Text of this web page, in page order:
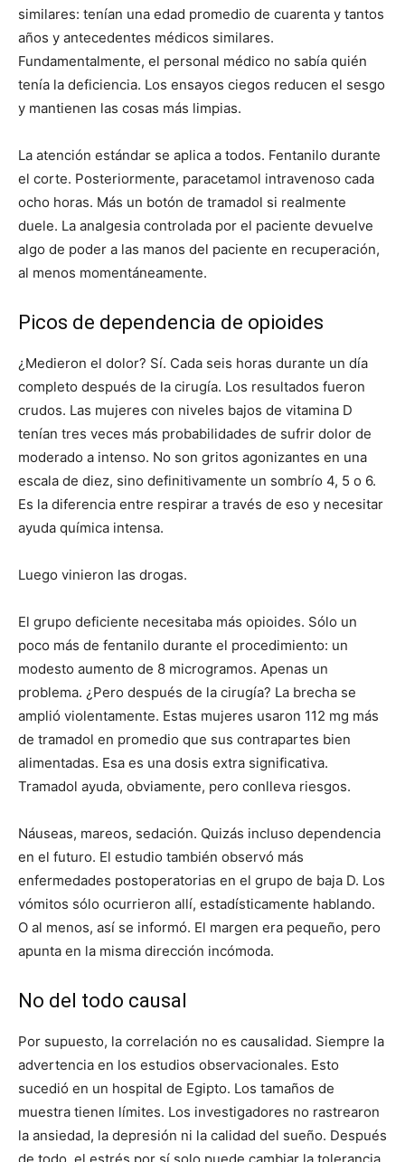
similares: tenían una edad promedio de cuarenta y tantos
años y antecedentes médicos similares.
Fundamentalmente, el personal médico no sabía quién
tenía la deficiencia. Los ensayos ciegos reducen el sesgo
y mantienen las cosas más limpias.
La atención estándar se aplica a todos. Fentanilo durante
el corte. Posteriormente, paracetamol intravenoso cada
ocho horas. Más un botón de tramadol si realmente
duele. La analgesia controlada por el paciente devuelve
algo de poder a las manos del paciente en recuperación,
al menos momentáneamente.
Picos de dependencia de opioides
¿Medieron el dolor? Sí. Cada seis horas durante un día
completo después de la cirugía. Los resultados fueron
crudos. Las mujeres con niveles bajos de vitamina D
tenían tres veces más probabilidades de sufrir dolor de
moderado a intenso. No son gritos agonizantes en una
escala de diez, sino definitivamente un sombrío 4, 5 o 6.
Es la diferencia entre respirar a través de eso y necesitar
ayuda química intensa.
Luego vinieron las drogas.
El grupo deficiente necesitaba más opioides. Sólo un
poco más de fentanilo durante el procedimiento: un
modesto aumento de 8 microgramos. Apenas un
problema. ¿Pero después de la cirugía? La brecha se
amplió violentamente. Estas mujeres usaron 112 mg más
de tramadol en promedio que sus contrapartes bien
alimentadas. Esa es una dosis extra significativa.
Tramadol ayuda, obviamente, pero conlleva riesgos.
Náuseas, mareos, sedación. Quizás incluso dependencia
en el futuro. El estudio también observó más
enfermedades postoperatorias en el grupo de baja D. Los
vómitos sólo ocurrieron allí, estadísticamente hablando.
O al menos, así se informó. El margen era pequeño, pero
apunta en la misma dirección incómoda.
No del todo causal
Por supuesto, la correlación no es causalidad. Siempre la
advertencia en los estudios observacionales. Esto
sucedió en un hospital de Egipto. Los tamaños de
muestra tienen límites. Los investigadores no rastrearon
la ansiedad, la depresión ni la calidad del sueño. Después